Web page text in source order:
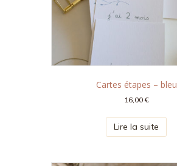
Cartes étapes – bleu
16,00€
Lire la suite